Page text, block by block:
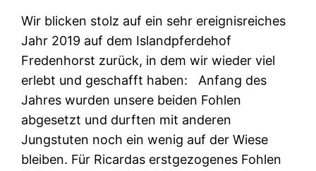
Wir blicken stolz auf ein sehr ereignisreiches
Jahr 2019 auf dem Islandpferdehof
Fredenhorst zurück, in dem wir wieder viel
erlebt und geschafft haben: Anfang des
Jahres wurden unsere beiden Fohlen
abgesetzt und durften mit anderen
Jungstuten noch ein wenig auf der Wiese
bleiben. Für Ricardas erstgezogenes Fohlen